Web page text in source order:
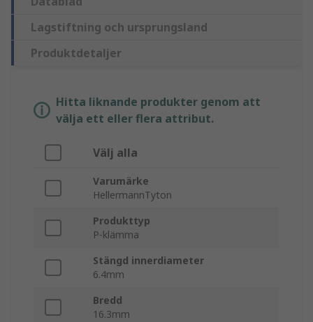
Lagstiftning och ursprungsland
Produktdetaljer
Hitta liknande produkter genom att
välja ett eller flera attribut.
Välj alla
Varumärke
HellermannTyton
Produkttyp
P-klämma
Stängd innerdiameter
6.4mm
Bredd
16.3mm